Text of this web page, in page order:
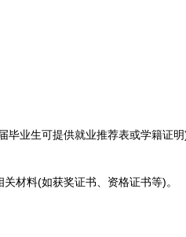
业生可提供就业推荐表或学籍证明
料(如获奖证书、资格证书等)。